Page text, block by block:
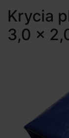
Krycia
3,0 x